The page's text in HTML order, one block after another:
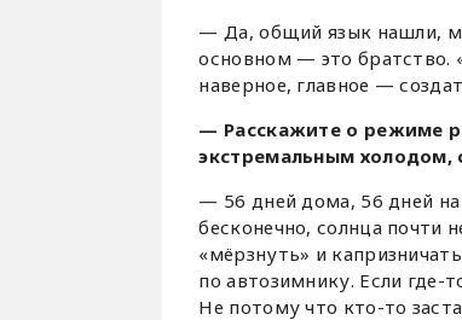
— Да, общий язык нашли,
основном — это братство.
наверное, главное —
— Расскажите о режиме
экстремальным холодом,
— 56 дней дома, 56 дней на
бесконечно, солнца почти
«мёрзнуть» и
по автозимнику. Если где-
Не потому что кто-то